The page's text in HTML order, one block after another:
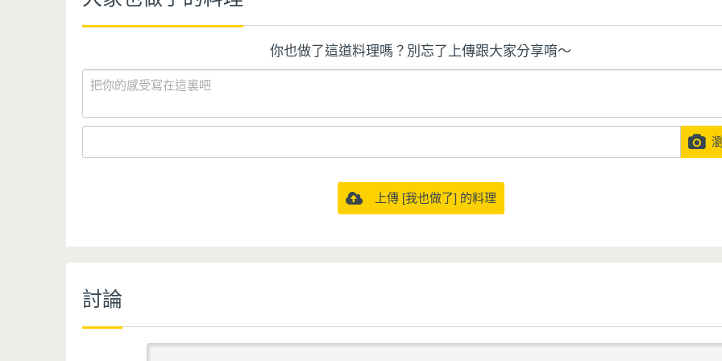
你也做了這道料理嗎？別忘了上傳跟大家分享唷～
上傳 [我也做了] 的料理
討論